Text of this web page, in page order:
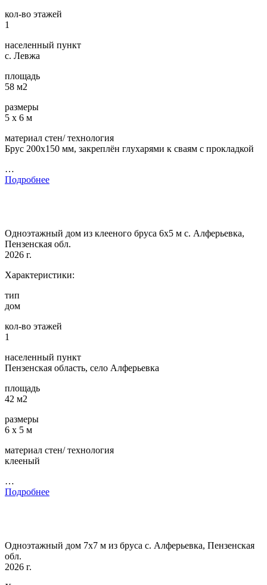
кол-во этажей
1
населенный пункт
с. Левжа
площадь
58 м2
размеры
5 х 6 м
материал стен/ технология
Брус 200х150 мм, закреплён глухарями к сваям с прокладкой
…
Подробнее
Одноэтажный дом из клееного бруса 6х5 м с. Алферьевка,
Пензенская обл.
2026 г.
Характеристики:
тип
дом
кол-во этажей
1
населенный пункт
Пензенская область, село Алферьевка
площадь
42 м2
размеры
6 х 5 м
материал стен/ технология
клееный
…
Подробнее
Одноэтажный дом 7х7 м из бруса с. Алферьевка, Пензенская
обл.
2026 г.